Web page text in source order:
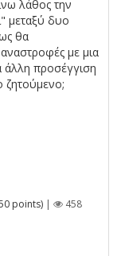
λάθος την
μεταξύ δυο
θα
με μια
άλλη προσέγγιση
ζητούμενο;
points) |
458